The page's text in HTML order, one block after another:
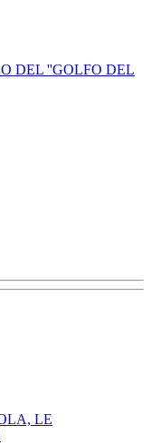
DEL ''GOLFO DEL
LE